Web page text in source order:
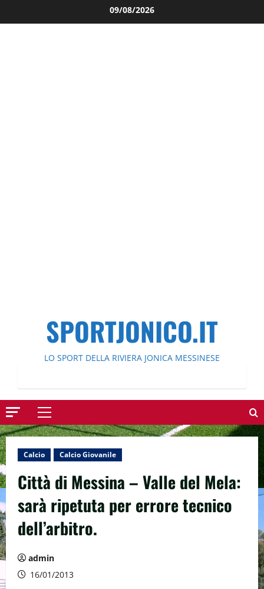
al
09/08/2026
SPORTJONICO.IT
LO SPORT DELLA RIVIERA JONICA MESSINESE
Menu
principale
Calcio Calcio Giovanile
Città di Messina – Valle del Mela:
sarà ripetuta per errore tecnico
dell’arbitro.
admin
16/01/2013